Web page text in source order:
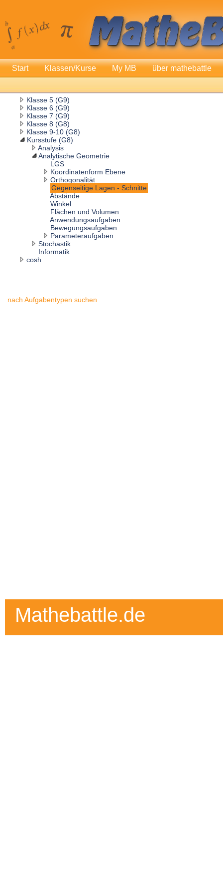
Start Klassen/Kurse My MB über mathebattle
Klasse 5 (G9)
Klasse 6 (G9)
Klasse 7 (G9)
Klasse 8 (G8)
Klasse 9-10 (G8)
Kursstufe (G8)
Analysis
Analytische Geometrie
LGS
Koordinatenform Ebene
Orthogonalität
Gegenseitige Lagen - Schnitte
Abstände
Winkel
Flächen und Volumen
Anwendungsaufgaben
Bewegungsaufgaben
Parameteraufgaben
Stochastik
Informatik
cosh
nach Aufgabentypen suchen
Mathebattle.de